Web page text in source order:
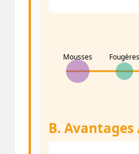
Mousses Fougères
B.